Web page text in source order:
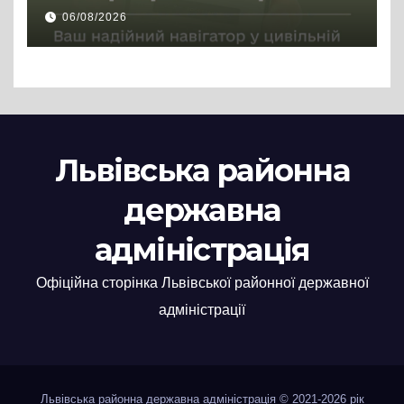
цивільній професії
06/08/2026
Львівська районна
державна
адміністрація
Офіційна сторінка Львівської районної державної
адміністрації
Львівська районна державна адміністрація © 2021-2026 рік